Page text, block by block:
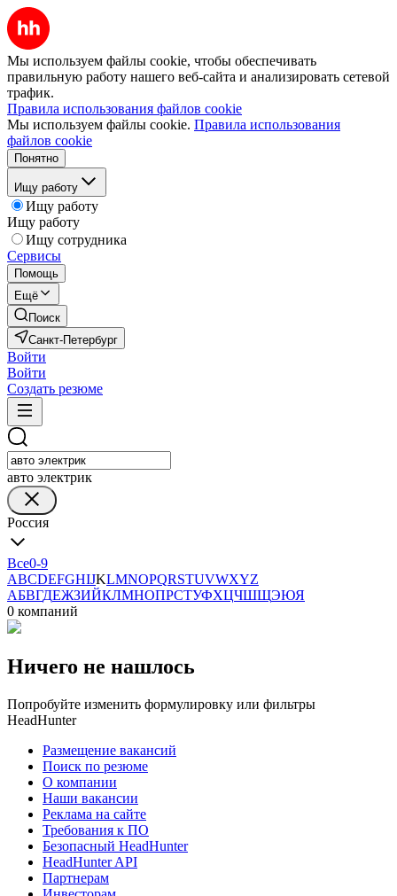
Мы используем файлы cookie, чтобы обеспечивать
правильную работу нашего веб-сайта и анализировать сетевой
трафик.
Правила использования файлов cookie
Мы используем файлы cookie. Правила использования
файлов cookie
Понятно
Ищу работу
Ищу работу
Ищу работу
Ищу сотрудника
Сервисы
Помощь
Ещё
Поиск
Санкт-Петербург
Войти
Войти
Создать резюме
авто электрик
Россия
Все0-9
ABCDEFGHIJKLMNOPQRSTUVWXYZ
АБВГДЕЖЗИЙКЛМНОПРСТУФХЦЧШЩЭЮЯ
0 компаний
Ничего не нашлось
Попробуйте изменить формулировку или фильтры
HeadHunter
Размещение вакансий
Поиск по резюме
О компании
Наши вакансии
Реклама на сайте
Требования к ПО
Безопасный HeadHunter
HeadHunter API
Партнерам